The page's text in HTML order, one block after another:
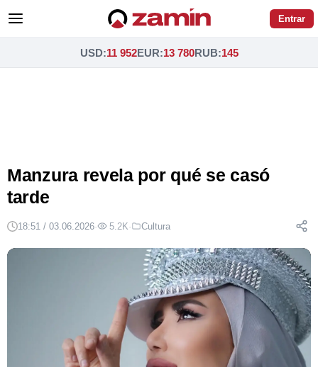
Entrar
USD:11 952EUR:13 780RUB:145
Manzura revela por qué se casó
tarde
18:51 / 03.06.2026· 5.2K· Cultura